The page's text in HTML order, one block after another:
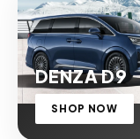
DENZA D9
SHOP NOW